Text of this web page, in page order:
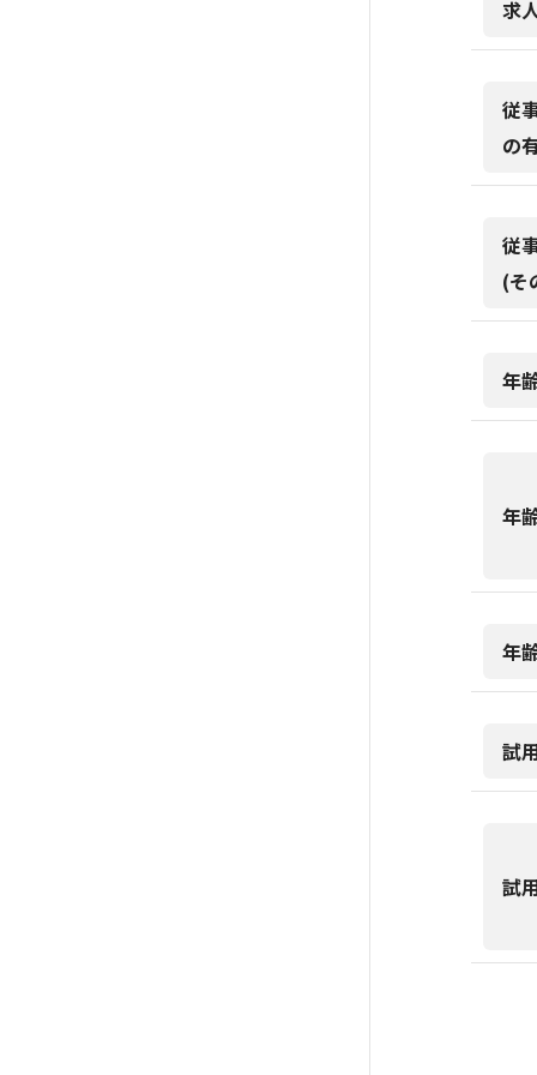
求
従
の
従
(そ
年
年
年
試
試